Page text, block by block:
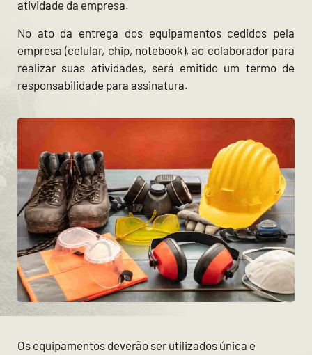
atividade da empresa.
No ato da entrega dos equipamentos cedidos pela
empresa (celular, chip, notebook), ao colaborador para
realizar suas atividades, será emitido um termo de
responsabilidade para assinatura.
Os equipamentos deverão ser utilizados única e